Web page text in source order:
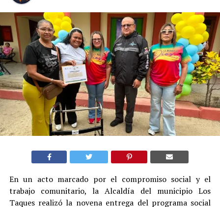
En un acto marcado por el compromiso social y el
trabajo comunitario, la Alcaldía del municipio Los
Taques realizó la novena entrega del programa social